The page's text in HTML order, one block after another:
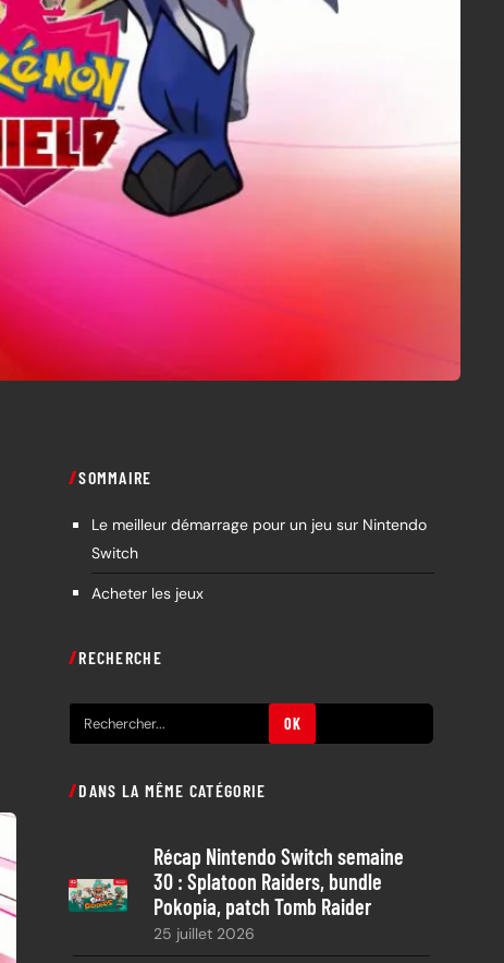
SOMMAIRE
Le meilleur démarrage pour un jeu sur Nintendo
Switch
Acheter les jeux
RECHERCHE
e
h
c
h
OK
DANS LA MÊME CATÉGORIE
Récap Nintendo Switch semaine
30 : Splatoon Raiders, bundle
Pokopia, patch Tomb Raider
25 juillet 2026